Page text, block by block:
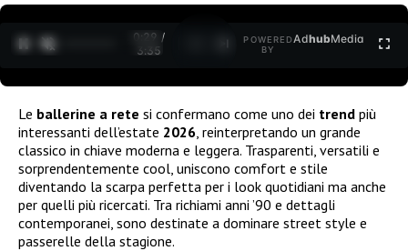
0:31 /
3:35
POWERED
BY
AdhubMedia
Le ballerine a rete si confermano come uno dei trend più
interessanti dell’estate 2026 , reinterpretando un grande
classico in chiave moderna e leggera. Trasparenti, versatili e
sorprendentemente cool, uniscono comfort e stile
diventando la scarpa perfetta per i look quotidiani ma anche
per quelli più ricercati. Tra richiami anni ’90 e dettagli
contemporanei, sono destinate a dominare street style e
passerelle della stagione.